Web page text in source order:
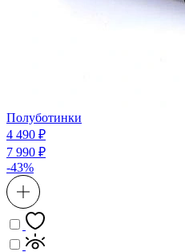
Полуботинки
4 490 ₽
7 990 ₽
-43%